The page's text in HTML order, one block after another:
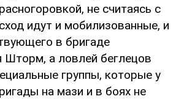
не считаясь с
идут и мобилизованные, и
в бригаде
Шторм, а ловлей беглецов
группы, которые у
на мази и в боях не